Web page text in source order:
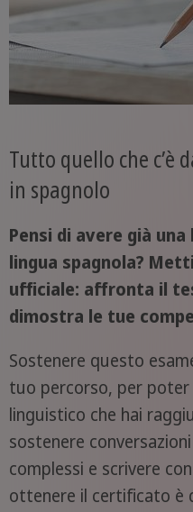
Tutto quello che c’è
in spagnolo
Pensi di avere già
lingua spagnola?
ufficiale: affronta il
dimostra le tue
Sostenere questo
tuo percorso, per
linguistico che hai
sostenere
complessi e scrivere
ottenere il certificato è